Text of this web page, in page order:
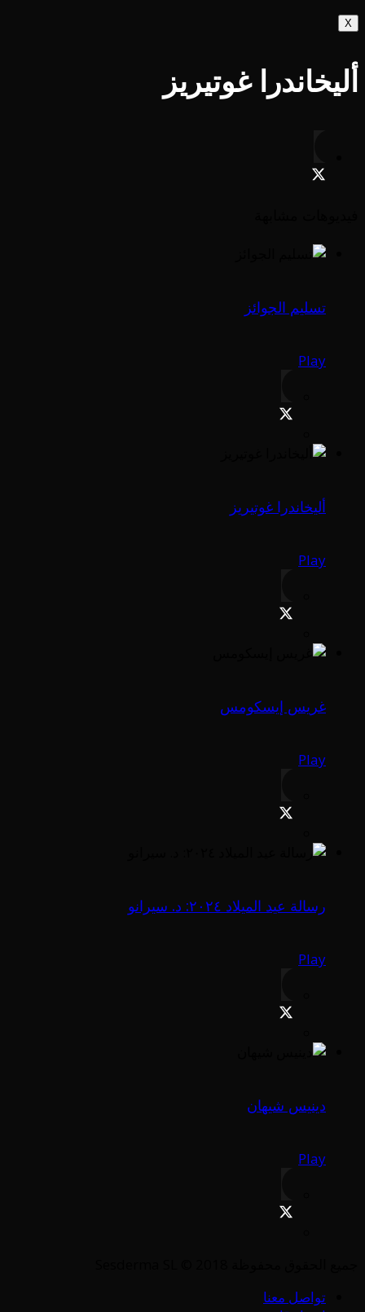
X
أليخاندرا غوتيريز
تسليم الجوائز
Play
أليخاندرا غوتيريز
Play
غريس إيسكومس
Play
رسالة عيد الميلاد ٢٠٢٤: د. سيرانو
Play
دينيس شيهان
Play
تواصل معنا